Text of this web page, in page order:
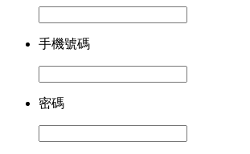
手機號碼
密碼